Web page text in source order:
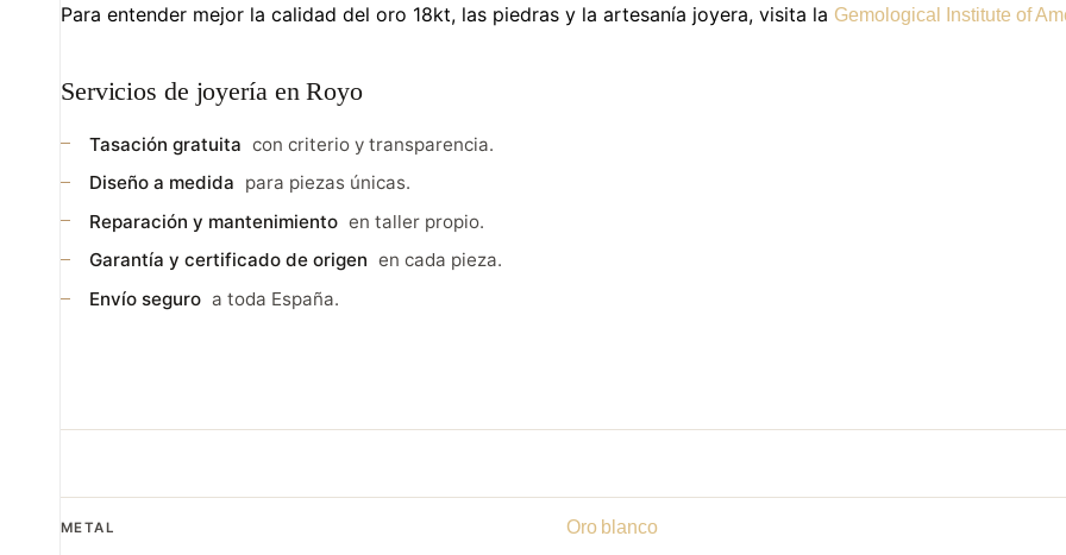
Para entender mejor la calidad del oro 18kt, las piedras y la artesanía joyera, visita la Gemological Institute of
Servicios de joyería en Royo
Tasación gratuita con criterio y transparencia.
Diseño a medida para piezas únicas.
Reparación y mantenimiento en taller propio.
Garantía y certificado de origen en cada pieza.
Envío seguro a toda España.
METAL Oro blanco